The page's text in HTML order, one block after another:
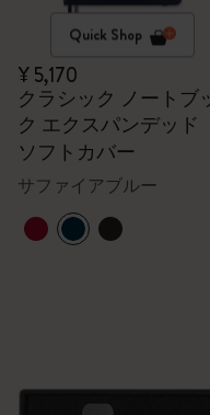
Quick Shop
¥ 5,170
クラシック ノートブ
ク エクスパンデッド
ソフトカバー
サファイアブルー